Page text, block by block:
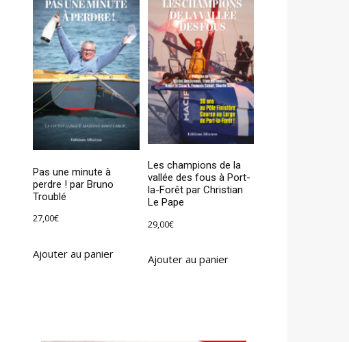
Pas une minute à
perdre ! par Bruno
Troublé
27,00€
Ajouter au panier
Les champions de la
vallée des fous à Port-
la-Forêt par Christian
Le Pape
29,00€
Ajouter au panier